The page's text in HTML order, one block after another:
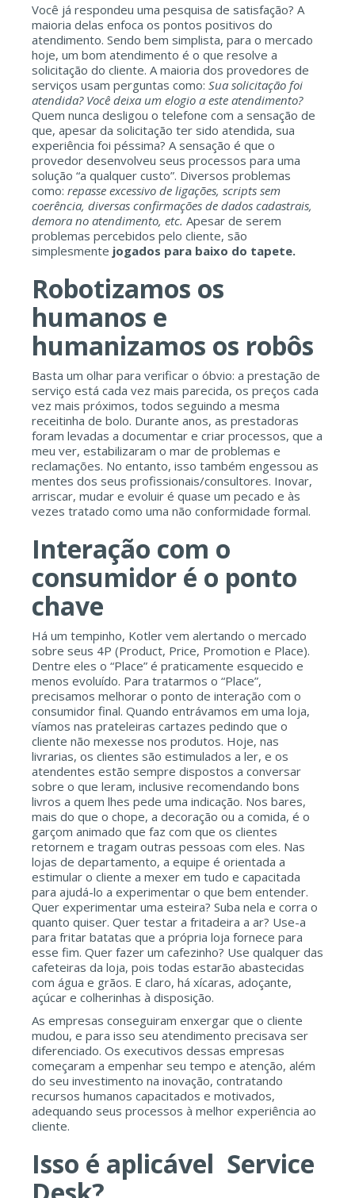
Você já respondeu uma pesquisa de satisfação? A
maioria delas enfoca os pontos positivos do
atendimento. Sendo bem simplista, para o mercado
hoje, um bom atendimento é o que resolve a
solicitação do cliente. A maioria dos provedores de
serviços usam perguntas como: Sua solicitação foi
atendida? Você deixa um elogio a este atendimento?
Quem nunca desligou o telefone com a sensação de
que, apesar da solicitação ter sido atendida, sua
experiência foi péssima? A sensação é que o
provedor desenvolveu seus processos para uma
solução “a qualquer custo”. Diversos problemas
como: repasse excessivo de ligações, scripts sem
coerência, diversas confirmações de dados cadastrais,
demora no atendimento, etc. Apesar de serem
problemas percebidos pelo cliente, são
simplesmente jogados para baixo do tapete.
Robotizamos os
humanos e
humanizamos os robôs
Basta um olhar para verificar o óbvio: a prestação de
serviço está cada vez mais parecida, os preços cada
vez mais próximos, todos seguindo a mesma
receitinha de bolo. Durante anos, as prestadoras
foram levadas a documentar e criar processos, que a
meu ver, estabilizaram o mar de problemas e
reclamações. No entanto, isso também engessou as
mentes dos seus profissionais/consultores. Inovar,
arriscar, mudar e evoluir é quase um pecado e às
vezes tratado como uma não conformidade formal.
Interação com o
consumidor é o ponto
chave
Há um tempinho, Kotler vem alertando o mercado
sobre seus 4P (Product, Price, Promotion e Place).
Dentre eles o “Place” é praticamente esquecido e
menos evoluído. Para tratarmos o “Place”,
precisamos melhorar o ponto de interação com o
consumidor final. Quando entrávamos em uma loja,
víamos nas prateleiras cartazes pedindo que o
cliente não mexesse nos produtos. Hoje, nas
livrarias, os clientes são estimulados a ler, e os
atendentes estão sempre dispostos a conversar
sobre o que leram, inclusive recomendando bons
livros a quem lhes pede uma indicação. Nos bares,
mais do que o chope, a decoração ou a comida, é o
garçom animado que faz com que os clientes
retornem e tragam outras pessoas com eles. Nas
lojas de departamento, a equipe é orientada a
estimular o cliente a mexer em tudo e capacitada
para ajudá-lo a experimentar o que bem entender.
Quer experimentar uma esteira? Suba nela e corra o
quanto quiser. Quer testar a fritadeira a ar? Use-a
para fritar batatas que a própria loja fornece para
esse fim. Quer fazer um cafezinho? Use qualquer das
cafeteiras da loja, pois todas estarão abastecidas
com água e grãos. E claro, há xícaras, adoçante,
açúcar e colherinhas à disposição.
As empresas conseguiram enxergar que o cliente
mudou, e para isso seu atendimento precisava ser
diferenciado. Os executivos dessas empresas
começaram a empenhar seu tempo e atenção, além
do seu investimento na inovação, contratando
recursos humanos capacitados e motivados,
adequando seus processos à melhor experiência ao
cliente.
Isso é aplicável Service